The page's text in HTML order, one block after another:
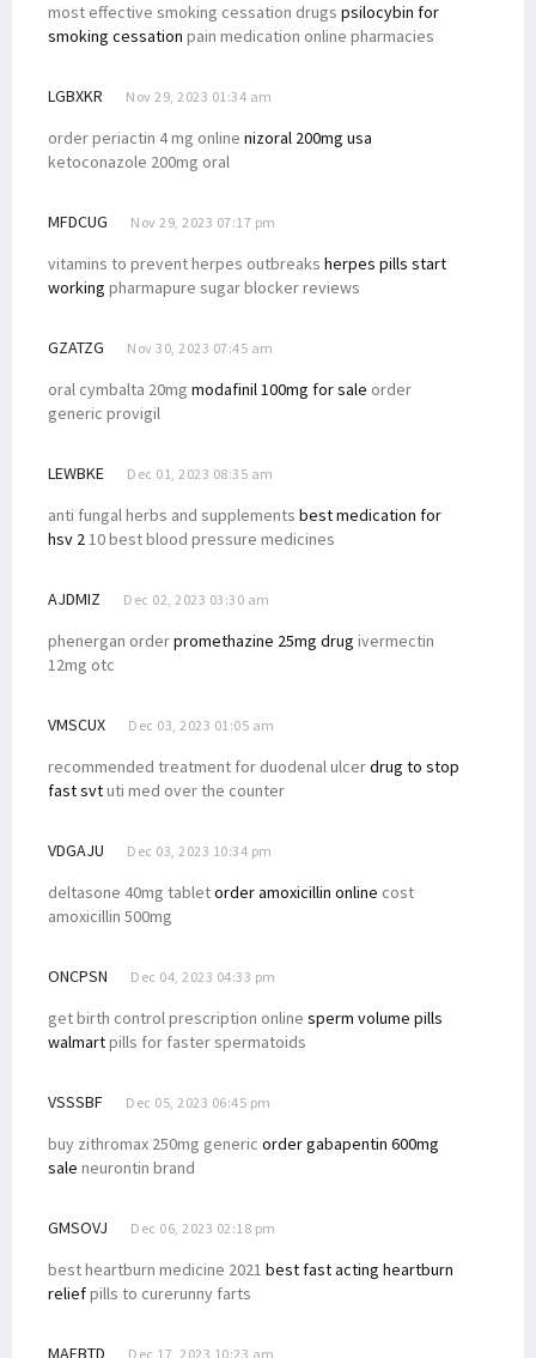
most effective smoking cessation drugs psilocybin for
smoking cessation pain medication online pharmacies
LGBXKR Nov 29, 2023 01:34 am
order periactin 4 mg online nizoral 200mg usa
ketoconazole 200mg oral
MFDCUG Nov 29, 2023 07:17 pm
vitamins to prevent herpes outbreaks herpes pills start
working pharmapure sugar blocker reviews
GZATZG Nov 30, 2023 07:45 am
oral cymbalta 20mg modafinil 100mg for sale order
generic provigil
LEWBKE Dec 01, 2023 08:35 am
anti fungal herbs and supplements best medication for
hsv 210 best blood pressure medicines
AJDMIZ Dec 02, 2023 03:30 am
phenergan orderpromethazine 25mg drug ivermectin
12mg otc
VMSCUX Dec 03, 2023 01:05 am
recommended treatment for duodenal ulcerdrug to stop
fast svtuti med over the counter
VDGAJU Dec 03, 2023 10:34 pm
deltasone 40mg tabletorder amoxicillin online cost
amoxicillin 500mg
ONCPSN Dec 04, 2023 04:33 pm
get birth control prescription online sperm volume pills
walmartpills for faster spermatoids
VSSSBF Dec 05, 2023 06:45 pm
buy zithromax 250mg generic order gabapentin 600mg
sale neurontin brand
GMSOVJ Dec 06, 2023 02:18 pm
best heartburn medicine 2021 best fast acting heartburn
reliefpills to curerunny farts
MAEBTD Dec 17, 2023 10:23 am